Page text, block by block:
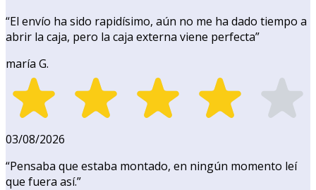
“El envío ha sido rapidísimo, aún no me ha dado tiempo a
abrir la caja, pero la caja externa viene perfecta”
maría G.
03/08/2026
“Pensaba que estaba montado, en ningún momento leí
que fuera así.”